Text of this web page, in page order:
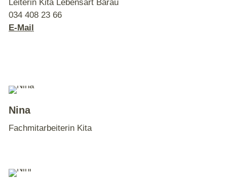
Leiterin Kita Lebensart Bärau
034 408 23 66
E-Mail
Nina
Fachmitarbeiterin Kita